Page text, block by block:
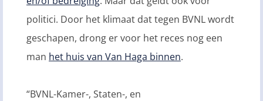
politici. Door het klimaat dat tegen BVNL wordt
geschapen, drong er voor het reces nog een
man het huis van Van Haga binnen.
“BVNL-Kamer-, Staten-, en